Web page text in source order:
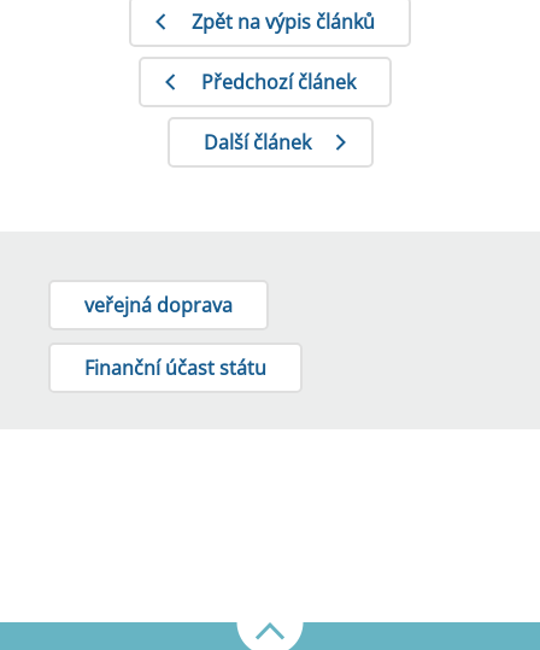
Zpět na výpis článků
Předchozí článek
Další článek
veřejná doprava
Finanční účast státu